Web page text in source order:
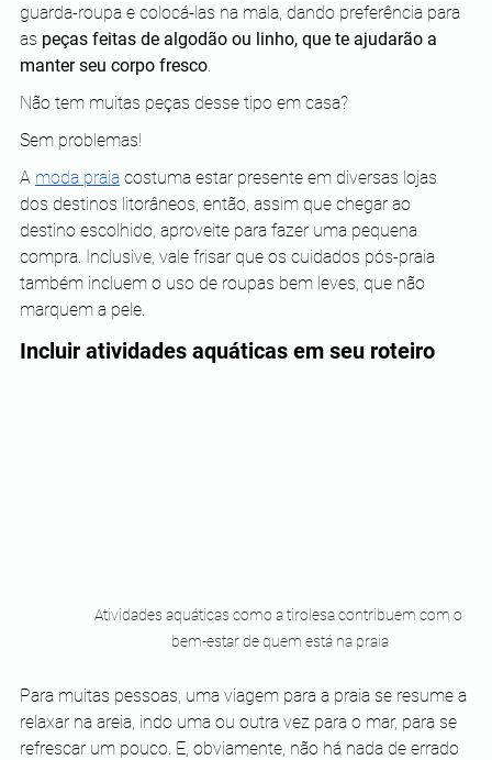
guarda-roupa e colocá-las na mala, dando preferência para
as peças feitas de algodão ou linho, que te ajudarão a
manter seu corpo fresco.
Não tem muitas peças desse tipo em casa?
Sem problemas!
A moda praia costuma estar presente em diversas lojas
dos destinos litorâneos, então, assim que chegar ao
destino escolhido, aproveite para fazer uma pequena
compra. Inclusive, vale frisar que os cuidados pós-praia
também incluem o uso de roupas bem leves, que não
marquem a pele.
Incluir atividades aquáticas em seu roteiro
Atividades aquáticas como a tirolesa contribuem com o
bem-estar de quem está na praia
Para muitas pessoas, uma viagem para a praia se resume a
relaxar na areia, indo uma ou outra vez para o mar, para se
refrescar um pouco. E, obviamente, não há nada de errado